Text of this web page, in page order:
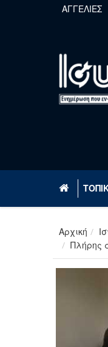
Παράκαμψη προς το
ΑΓΓΕΛΙΕΣ
Αρχική
Πλήρης